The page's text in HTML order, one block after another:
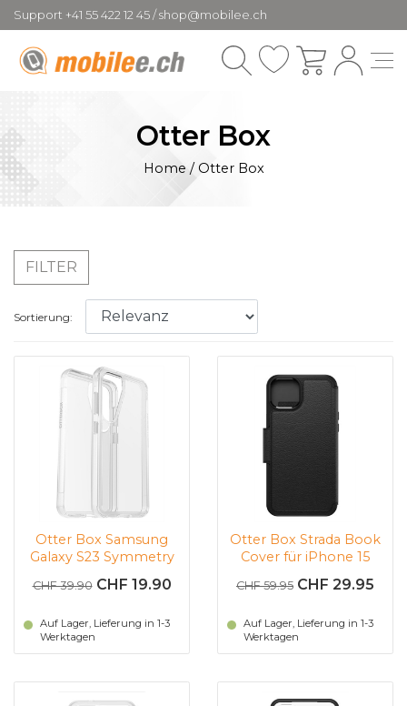
Support +41 55 422 12 45 / shop@mobilee.ch
Otter Box
Home / Otter Box
FILTER
Sortierung:
Otter Box Samsung
Galaxy S23 Symmetry
CHF 39.90 CHF 19.90
Auf Lager, Lieferung in 1-3
Werktagen
Otter Box Strada Book
Cover für iPhone 15
CHF 59.95 CHF 29.95
Auf Lager, Lieferung in 1-3
Werktagen